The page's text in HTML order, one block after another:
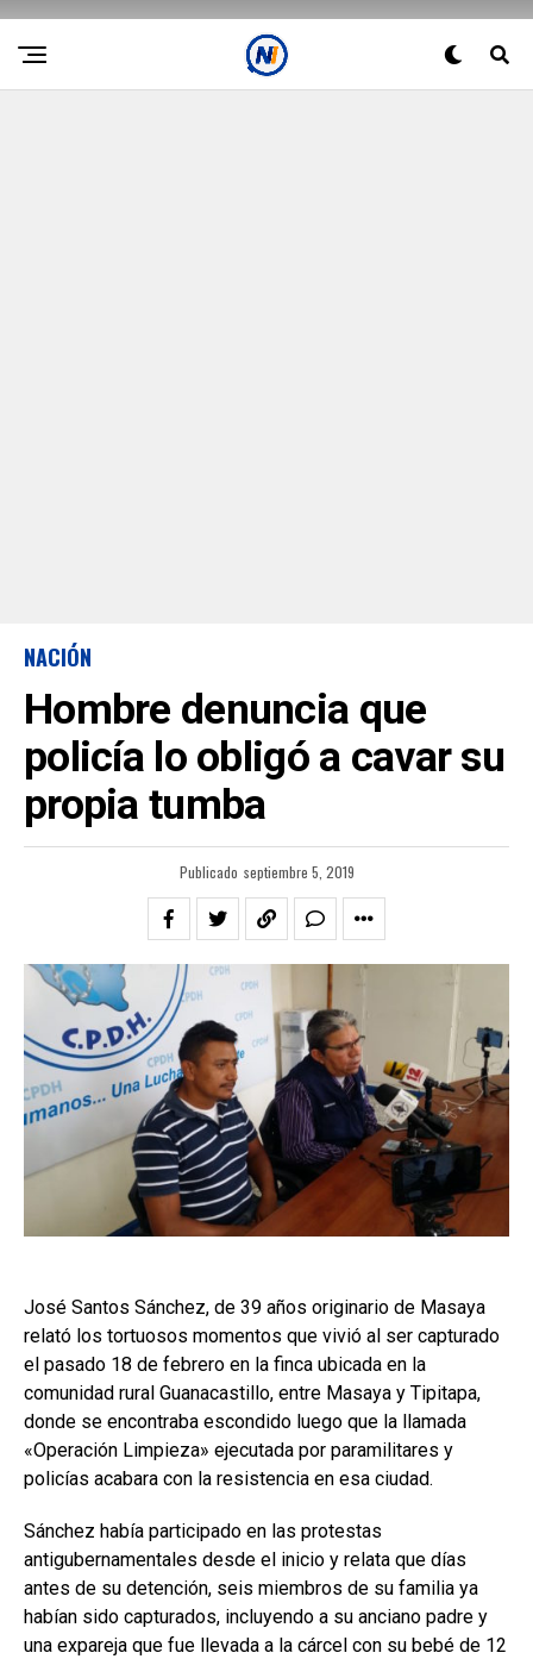
NACIÓN
Hombre denuncia que
policía lo obligó a cavar su
propia tumba
Publicado septiembre 5, 2019
José Santos Sánchez, de 39 años originario de Masaya
relató los tortuosos momentos que vivió al ser capturado
el pasado 18 de febrero en la finca ubicada en la
comunidad rural Guanacastillo, entre Masaya y Tipitapa,
donde se encontraba escondido luego que la llamada
«Operación Limpieza» ejecutada por paramilitares y
policías acabara con la resistencia en esa ciudad.
Sánchez había participado en las protestas
antigubernamentales desde el inicio y relata que días
antes de su detención, seis miembros de su familia ya
habían sido capturados, incluyendo a su anciano padre y
una expareja que fue llevada a la cárcel con su bebé de 12